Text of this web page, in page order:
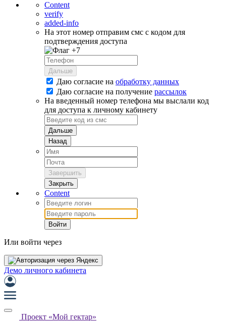
Content
verify
added-info
На этот номер отправим смс с кодом для
подтверждения доступа
+7
Дальше
Даю согласие на обработку данных
Даю согласие на получение рассылок
На введенный номер телефона мы выслали код
для доступа к личному кабинету
Дальше
Назад
Завершить
Закрыть
Content
Войти
Или войти через
Демо личного кабинета
Проект «Мой гектар»